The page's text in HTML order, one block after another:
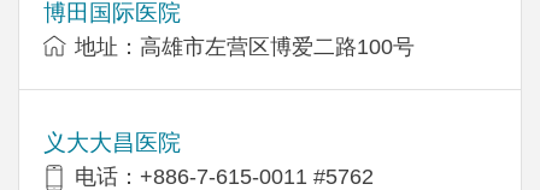
博田国际医院
地址：高雄市左营区博爱二路100号
义大大昌医院
电话：+886-7-615-0011 #5762